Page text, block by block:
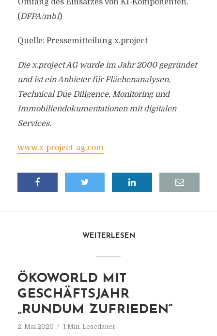
Umfang des Einsatzes von KI-Komponenten.
(DFPA/mb1)
Quelle: Pressemitteilung x.project
Die x.project AG wurde im Jahr 2000 gegründet
und ist ein Anbieter für Flächenanalysen,
Technical Due Diligence, Monitoring und
Immobiliendokumentationen mit digitalen
Services.
www.x-project-ag.com
WEITERLESEN
ÖKOWORLD MIT
GESCHÄFTSJAHR
„RUNDUM ZUFRIEDEN“
2. Mai 2020 1 Min. Lesedauer